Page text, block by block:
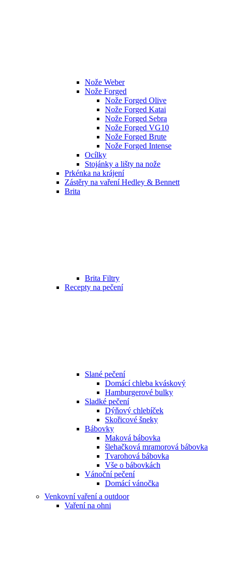
Nože Weber
Nože Forged
Nože Forged Olive
Nože Forged Katai
Nože Forged Sebra
Nože Forged VG10
Nože Forged Brute
Nože Forged Intense
Ocílky
Stojánky a lišty na nože
Prkénka na krájení
Zástěry na vaření Hedley & Bennett
Brita
Brita Filtry
Recepty na pečení
Slané pečení
Domácí chleba kváskový
Hamburgerové bulky
Sladké pečení
Dýňový chlebíček
Skořicové šneky
Bábovky
Maková bábovka
šlehačková mramorová bábovka
Tvarohová bábovka
Vše o bábovkách
Vánoční pečení
Domácí vánočka
Venkovní vaření a outdoor
Vaření na ohni